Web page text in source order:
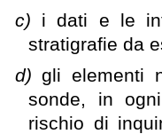
c) i dati e le
stratigrafie da
d)gli elementi
sonde, in
rischio di